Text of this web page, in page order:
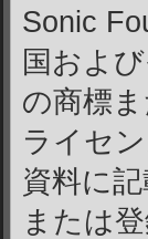
Sonic
国およ
の商標
ライセ
資料に
または